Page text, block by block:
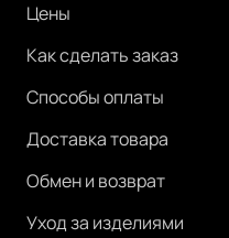
Цены
Как сделать заказ
Способы оплаты
Доставка товара
Обмен и возврат
Уход за изделиями